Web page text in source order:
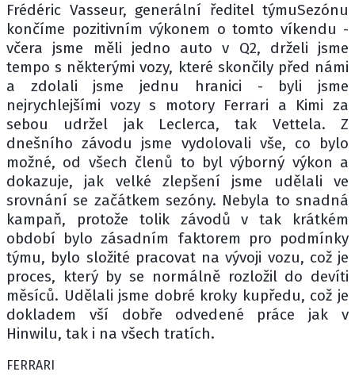
Frédéric Vasseur, generální ředitel týmuSezónu
končíme pozitivním výkonem o tomto víkendu -
včera jsme měli jedno auto v Q2, drželi jsme
tempo s některými vozy, které skončily před námi
a zdolali jsme jednu hranici - byli jsme
nejrychlejšími vozy s motory Ferrari a Kimi za
sebou udržel jak Leclerca, tak Vettela. Z
dnešního závodu jsme vydolovali vše, co bylo
možné, od všech členů to byl výborný výkon a
dokazuje, jak velké zlepšení jsme udělali ve
srovnání se začátkem sezóny. Nebyla to snadná
kampaň, protože tolik závodů v tak krátkém
období bylo zásadním faktorem pro podmínky
týmu, bylo složité pracovat na vývoji vozu, což je
proces, který by se normálně rozložil do devíti
měsíců. Udělali jsme dobré kroky kupředu, což je
dokladem vší dobře odvedené práce jak v
Hinwilu, tak i na všech tratích.
FERRARI